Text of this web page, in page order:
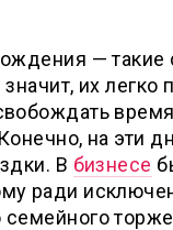
— такие
их легко
на эти
В бизнесе
ради